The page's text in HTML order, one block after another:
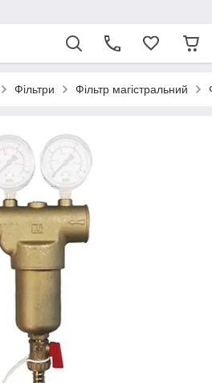
Фільтри Фільтр магістральний